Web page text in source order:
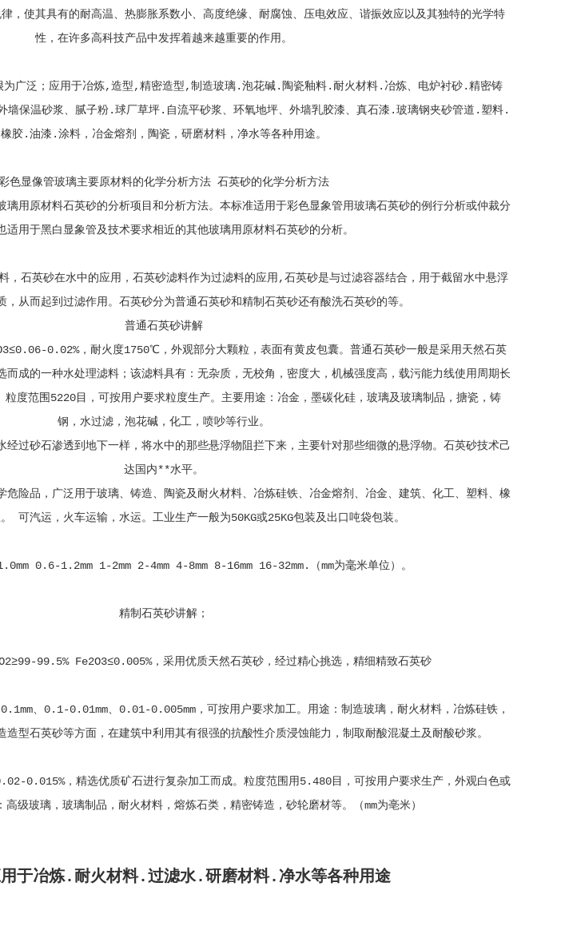
，使其具有的耐高温、热膨胀系数小、高度绝缘、耐腐蚀、压电效应、谐振效应以及其独特的光学特
性，在许多高科技产品中发挥着越来越重要的作用。
为广泛；应用于冶炼,造型,精密造型,制造玻璃.泡花碱.陶瓷釉料.耐火材料.冶炼、电炉衬砂.精密铸
墙保温砂浆、腻子粉.球厂草坪.自流平砂浆、环氧地坪、外墙乳胶漆、真石漆.玻璃钢夹砂管道.塑料.
橡胶.油漆.涂料，冶金熔剂，陶瓷，研磨材料，净水等各种用途。
色显像管玻璃主要原材料的化学分析方法 石英砂的化学分析方法
璃用原材料石英砂的分析项目和分析方法。本标准适用于彩色显象管用玻璃石英砂的例行分析或仲裁分
适用于黑白显象管及技术要求相近的其他玻璃用原材料石英砂的分析。
，石英砂在水中的应用，石英砂滤料作为过滤料的应用,石英砂是与过滤容器结合，用于截留水中悬浮
，从而起到过滤作用。石英砂分为普通石英砂和精制石英砂还有酸洗石英砂的等。
普通石英砂讲解
0.02%，耐火度1750℃，外观部分大颗粒，表面有黄皮包囊。普通石英砂一般是采用天然石英
而成的一种水处理滤料；该滤料具有：无杂质，无校角，密度大，机械强度高，载污能力线使用周期长
粒度范围5220目，可按用户要求粒度生产。主要用途：冶金，墨碳化硅，玻璃及玻璃制品，搪瓷，铸
钢，水过滤，泡花碱，化工，喷吵等行业。
经过砂石渗透到地下一样，将水中的那些悬浮物阻拦下来，主要针对那些细微的悬浮物。石英砂技术己
达国内**水平。
危险品，广泛用于玻璃、铸造、陶瓷及耐火材料、冶炼硅铁、冶金熔剂、冶金、建筑、化工、塑料、橡
可汽运，火车运输，水运。工业生产一般为50KG或25KG包装及出口吨袋包装。
0.6-1.2mm 1-2mm 2-4mm 4-8mm 8-16mm 16-32mm.（mm为毫米单位）。
精制石英砂讲解；
99.5% Fe2O3≤0.005%，采用优质天然石英砂，经过精心挑选，精细精致石英砂
、0.1-0.01mm、0.01-0.005mm，可按用户要求加工。用途：制造玻璃，耐火材料，冶炼硅铁，
造型石英砂等方面，在建筑中利用其有很强的抗酸性介质浸蚀能力，制取耐酸混凝土及耐酸砂浆。
0.015%，精选优质矿石进行复杂加工而成。粒度范围用5.480目，可按用户要求生产，外观白色或
级玻璃，玻璃制品，耐火材料，熔炼石类，精密铸造，砂轮磨材等。（mm为亳米）
于冶炼.耐火材料.过滤水.研磨材料.净水等各种用途